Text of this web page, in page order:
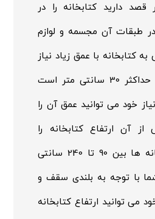
قصد دارید کتابخانه را در
در طبقات آن مجسمه و لوازم
کتابخانه با عمق زیاد نیاز
ندارد. عمق کتابخانه حداکثر 30 سانتی متر است
خود می توانید عمق آن را
آن ارتفاع کتابخانه را
انتخاب کنید کتابخانه ها بین 90 تا 240 سانتی
شما با توجه به بلندی سقف و
می توانید ارتفاع کتابخانه